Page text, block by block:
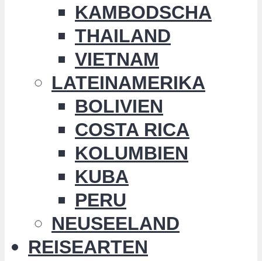
KAMBODSCHA
THAILAND
VIETNAM
LATEINAMERIKA
BOLIVIEN
COSTA RICA
KOLUMBIEN
KUBA
PERU
NEUSEELAND
REISEARTEN